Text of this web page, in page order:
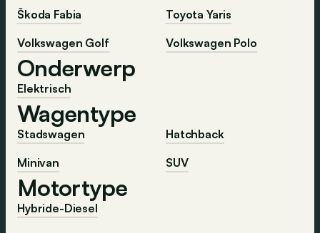
Škoda Fabia
Toyota Yaris
Volkswagen Golf
Volkswagen Polo
Onderwerp
Elektrisch
Wagentype
Stadswagen
Hatchback
Minivan
SUV
Motortype
Hybride-Diesel